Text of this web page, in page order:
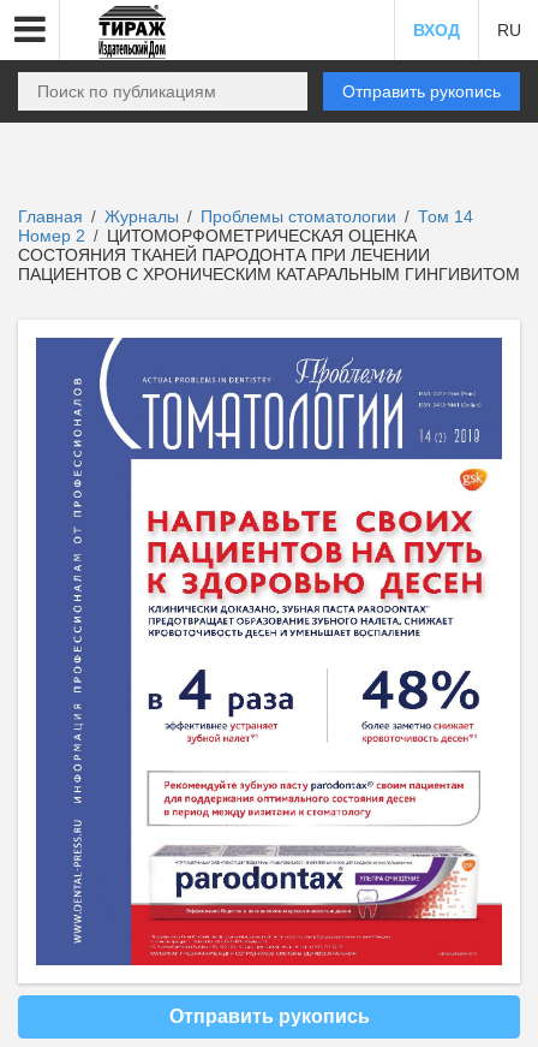
ВХОД RU
Отправить рукопись
Главная / Журналы / Проблемы стоматологии / Том 14
Номер 2 / ЦИТОМОРФОМЕТРИЧЕСКАЯ ОЦЕНКА
СОСТОЯНИЯ ТКАНЕЙ ПАРОДОНТА ПРИ ЛЕЧЕНИИ
ПАЦИЕНТОВ С ХРОНИЧЕСКИМ КАТАРАЛЬНЫМ ГИНГИВИТОМ
Отправить рукопись